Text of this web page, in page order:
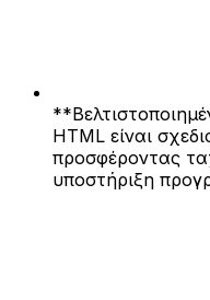
HTML είναι
προσφέροντας
υποστήριξη